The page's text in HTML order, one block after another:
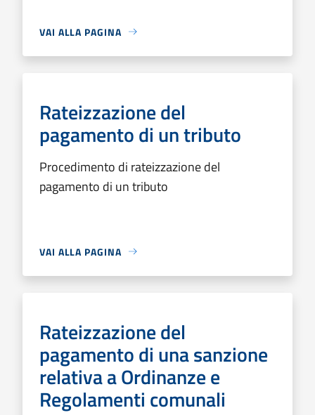
VAI ALLA PAGINA
Rateizzazione del
pagamento di un tributo
Procedimento di rateizzazione del
pagamento di un tributo
VAI ALLA PAGINA
Rateizzazione del
pagamento di una sanzione
relativa a Ordinanze e
Regolamenti comunali